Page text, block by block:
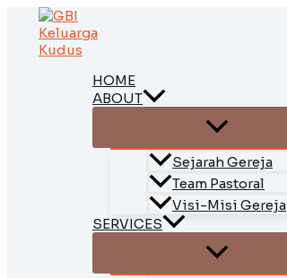
Skip
content
HOME
ABOUT
Sejarah Gereja
Team Pastoral
Visi-Misi Gereja
SERVICES